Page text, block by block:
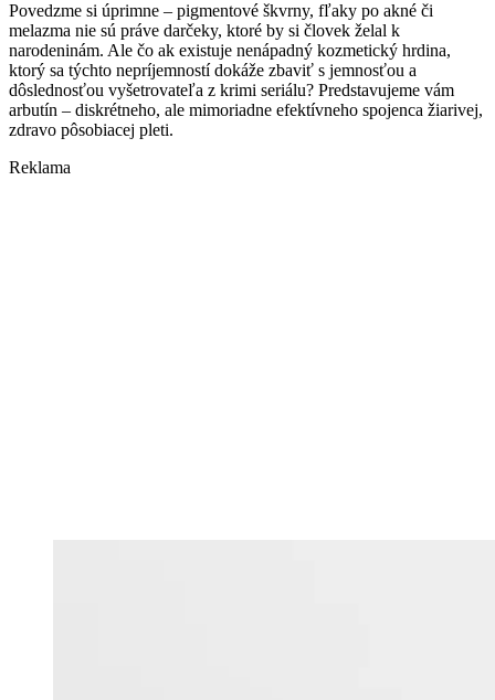
Povedzme si úprimne – pigmentové škvrny, fľaky po akné či
melazma nie sú práve darčeky, ktoré by si človek želal k
narodeninám. Ale čo ak existuje nenápadný kozmetický hrdina,
ktorý sa týchto nepríjemností dokáže zbaviť s jemnosťou a
dôslednosťou vyšetrovateľa z krimi seriálu? Predstavujeme vám
arbutín – diskrétneho, ale mimoriadne efektívneho spojenca žiarivej,
zdravo pôsobiacej pleti.
Reklama